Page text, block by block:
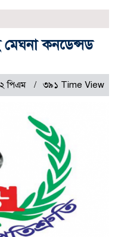
কনডেন্সড
পিএম ৩৯১ Time View